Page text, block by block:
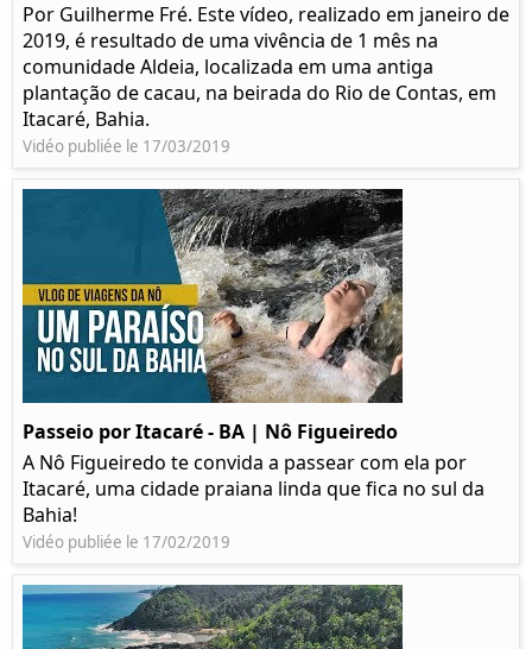
Por Guilherme Fré. Este vídeo, realizado em janeiro de
2019, é resultado de uma vivência de 1 mês na
comunidade Aldeia, localizada em uma antiga
plantação de cacau, na beirada do Rio de Contas, em
Itacaré, Bahia.
Vidéo publiée le 17/03/2019
Passeio por Itacaré - BA | Nô Figueiredo
A Nô Figueiredo te convida a passear com ela por
Itacaré, uma cidade praiana linda que fica no sul da
Bahia!
Vidéo publiée le 17/02/2019